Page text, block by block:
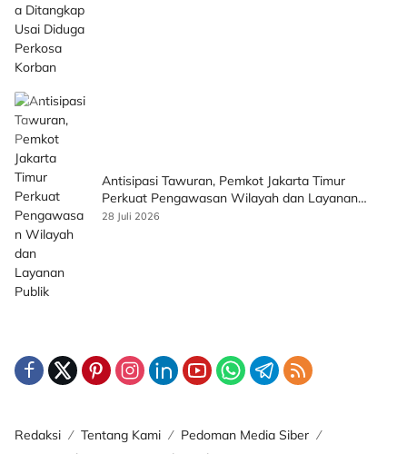
Antisipasi Tawuran, Pemkot Jakarta Timur
Perkuat Pengawasan Wilayah dan Layanan
Publik
28 Juli 2026
Redaksi Tentang Kami
Pedoman Media Siber